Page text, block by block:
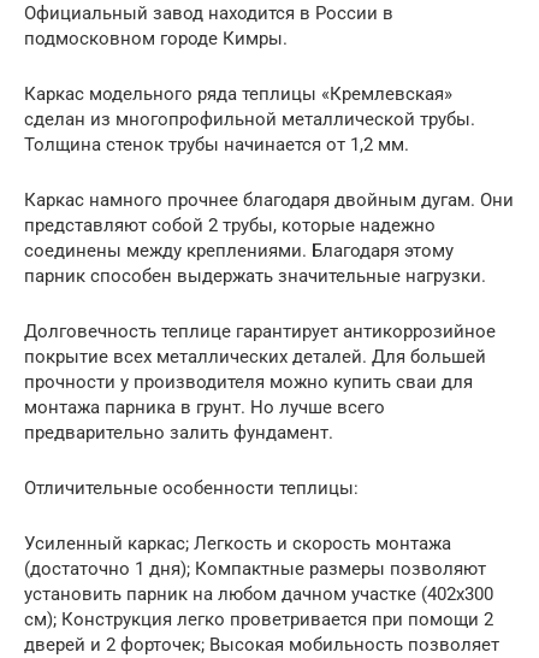
Официальный завод находится в России в
подмосковном городе Кимры.
Каркас модельного ряда теплицы «Кремлевская»
сделан из многопрофильной металлической трубы.
Толщина стенок трубы начинается от 1,2 мм.
Каркас намного прочнее благодаря двойным дугам. Они
представляют собой 2 трубы, которые надежно
соединены между креплениями. Благодаря этому
парник способен выдержать значительные нагрузки.
Долговечность теплице гарантирует антикоррозийное
покрытие всех металлических деталей. Для большей
прочности у производителя можно купить сваи для
монтажа парника в грунт. Но лучше всего
предварительно залить фундамент.
Отличительные особенности теплицы:
Усиленный каркас; Легкость и скорость монтажа
(достаточно 1 дня); Компактные размеры позволяют
установить парник на любом дачном участке (402х300
см); Конструкция легко проветривается при помощи 2
дверей и 2 форточек; Высокая мобильность позволяет